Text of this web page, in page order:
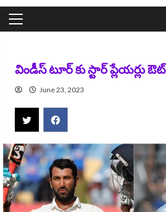
Primary
విండీస్ టూర్ కు స్టార్ ప్లేయర్లు ఔట్
June 23, 2023